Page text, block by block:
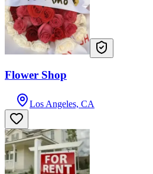
Flower Shop
Los Angeles, CA